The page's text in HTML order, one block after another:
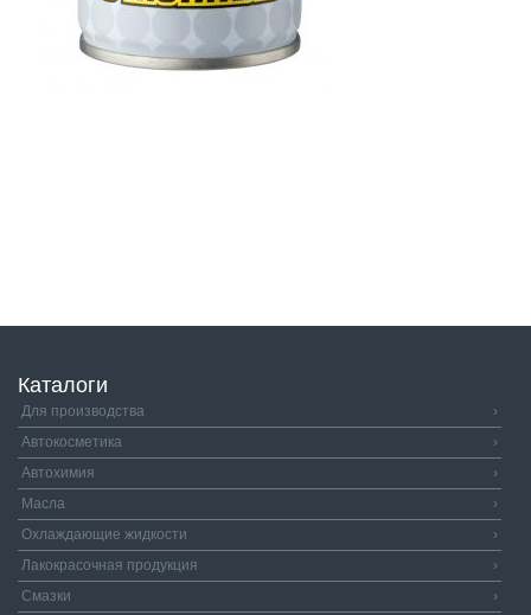
Каталоги
Для производства
›
Автокосметика
›
Автохимия
›
Масла
›
Охлаждающие жидкости
›
Лакокрасочная продукция
›
Смазки
›